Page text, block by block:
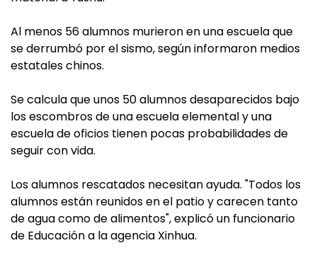
Al menos 56 alumnos murieron en una escuela que
se derrumbó por el sismo, según informaron medios
estatales chinos.
Se calcula que unos 50 alumnos desaparecidos bajo
los escombros de una escuela elemental y una
escuela de oficios tienen pocas probabilidades de
seguir con vida.
Los alumnos rescatados necesitan ayuda. "Todos los
alumnos están reunidos en el patio y carecen tanto
de agua como de alimentos", explicó un funcionario
de Educación a la agencia Xinhua.